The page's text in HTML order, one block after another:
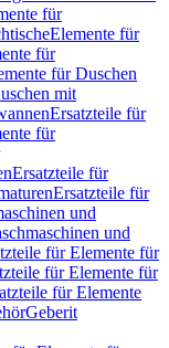
für
Elemente für
für
für Duschen
mit
Ersatzteile für
für
Ersatzteile für
Ersatzteile für
und
und
für Elemente für
für Elemente für
für Elemente
Geberit